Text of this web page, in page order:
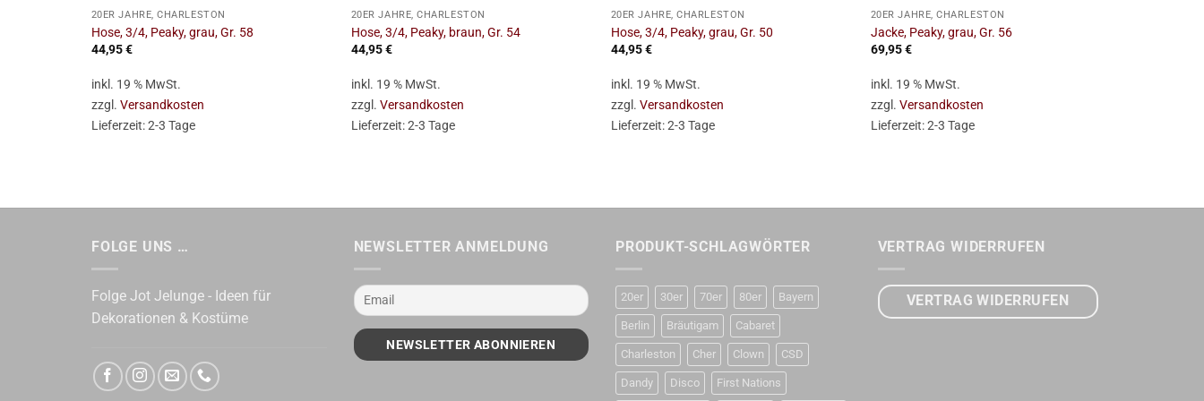
20ER JAHRE, CHARLESTON
Hose, 3/4, Peaky, grau, Gr. 58
44,95€
inkl. 19 % MwSt.
zzgl. Versandkosten
Lieferzeit:2-3 Tage
20ER JAHRE, CHARLESTON
Hose, 3/4, Peaky, braun, Gr. 54
44,95€
inkl. 19 % MwSt.
zzgl. Versandkosten
Lieferzeit:2-3 Tage
20ER JAHRE, CHARLESTON
Hose, 3/4, Peaky, grau, Gr. 50
44,95€
inkl. 19 % MwSt.
zzgl. Versandkosten
Lieferzeit:2-3 Tage
20ER JAHRE, CHARLESTON
Jacke, Peaky, grau, Gr. 56
69,95€
inkl. 19 % MwSt.
zzgl. Versandkosten
Lieferzeit:2-3 Tage
FOLGE UNS …
Folge Jot Jelunge - Ideen für
Dekorationen & Kostüme
NEWSLETTER ANMELDUNG PRODUKT-SCHLAGWÖRTER
20er 30er 70er 80er Bayern
Berlin Bräutigam Cabaret
Charleston Cher Clown CSD
Dandy Disco First Nations
VERTRAG WIDERRUFEN
VERTRAG WIDERRUFEN